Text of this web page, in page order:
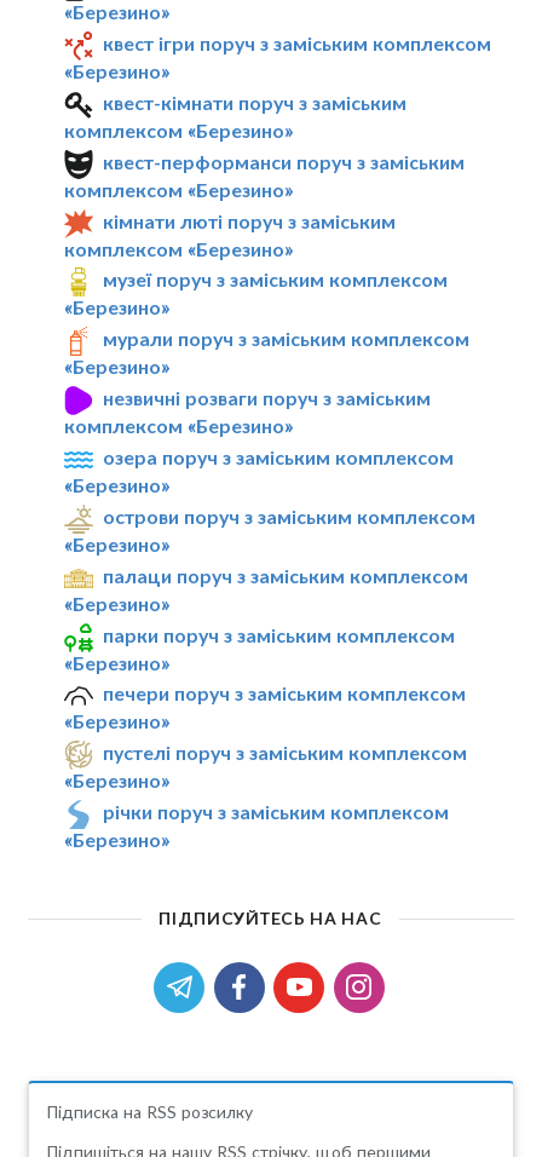
«Березино»
квест ігри поруч з заміським комплексом
«Березино»
квест-кімнати поруч з заміським
комплексом «Березино»
квест-перформанси поруч з заміським
комплексом «Березино»
кімнати люті поруч з заміським
комплексом «Березино»
музеї поруч з заміським комплексом
«Березино»
мурали поруч з заміським комплексом
«Березино»
незвичні розваги поруч з заміським
комплексом «Березино»
озера поруч з заміським комплексом
«Березино»
острови поруч з заміським комплексом
«Березино»
палаци поруч з заміським комплексом
«Березино»
парки поруч з заміським комплексом
«Березино»
печери поруч з заміським комплексом
«Березино»
пустелі поруч з заміським комплексом
«Березино»
річки поруч з заміським комплексом
«Березино»
ПІДПИСУЙТЕСЬ НА НАС
Підписка на RSS розсилку
Підпишіться на нашу RSS стрічку, щоб першими